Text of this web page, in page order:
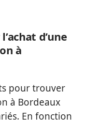
d’une
à
pour trouver
à Bordeaux
En fonction